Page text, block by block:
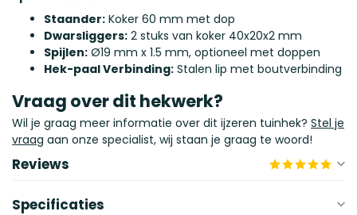
Staander: Koker 60 mm met dop
Dwarsliggers: 2 stuks van koker 40x20x2 mm
Spijlen: Ø19 mm x 1.5 mm, optioneel met doppen
Hek-paal Verbinding: Stalen lip met boutverbinding
Vraag over dit hekwerk?
Wil je graag meer informatie over dit ijzeren tuinhek? Stel je
vraag aan onze specialist, wij staan je graag te woord!
Reviews
Specificaties